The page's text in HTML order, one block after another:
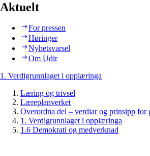
Aktuelt
For pressen
Høringer
Nyhetsvarsel
Om Udir
1. Verdigrunnlaget i opplæringa
Læring og trivsel
Læreplanverket
Overordna del – verdiar og prinsipp for
1. Verdigrunnlaget i opplæringa
1.6 Demokrati og medverknad